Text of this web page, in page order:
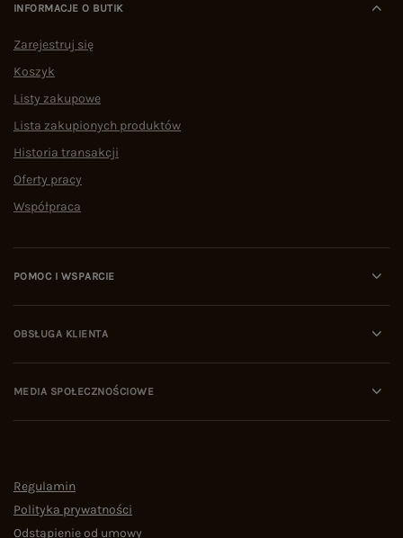
INFORMACJE O BUTIK
Zarejestruj się
Koszyk
Listy zakupowe
Lista zakupionych produktów
Historia transakcji
Oferty pracy
Współpraca
POMOC I WSPARCIE
OBSŁUGA KLIENTA
MEDIA SPOŁECZNOŚCIOWE
Regulamin
Polityka prywatności
Odstąpienie od umowy